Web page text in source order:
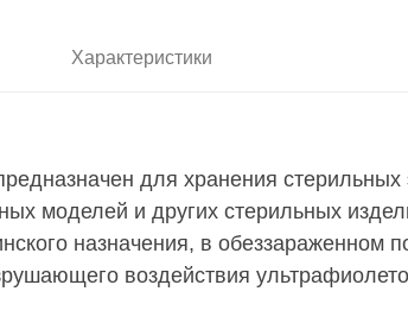
Характеристики
для хранения стерильных
моделей и других стерильных
назначения, в обеззараженном
воздействия